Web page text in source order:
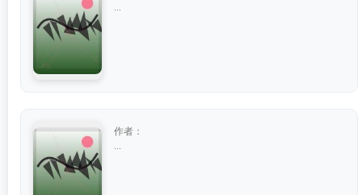
作者：